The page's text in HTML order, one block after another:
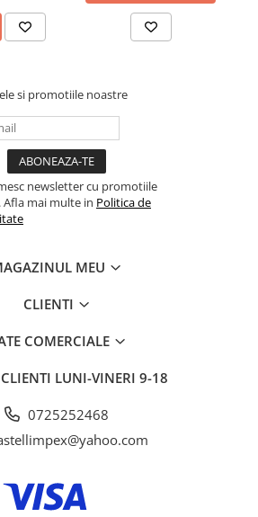
si promotiile noastre
newsletter cu promotiile
Afla mai multe in Politica de
MEU
CLIENTI
COMERCIALE
LUNI-VINERI 9-18
0725252468